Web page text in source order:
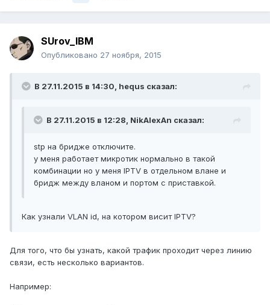
SUrov_IBM
Опубликовано 27 ноября, 2015
В 27.11.2015 в 14:30, hequs сказал:
В 27.11.2015 в 12:28, NikAlexAn сказал:
stp на бридже отключите.
у меня работает микротик нормально в такой
комбинации но у меня IPTV в отдельном влане и
бридж между вланом и портом с приставкой.
Как узнали VLAN id, на котором висит IPTV?
Для того, что бы узнать, какой трафик проходит через линию
связи, есть несколько вариантов.
Например: